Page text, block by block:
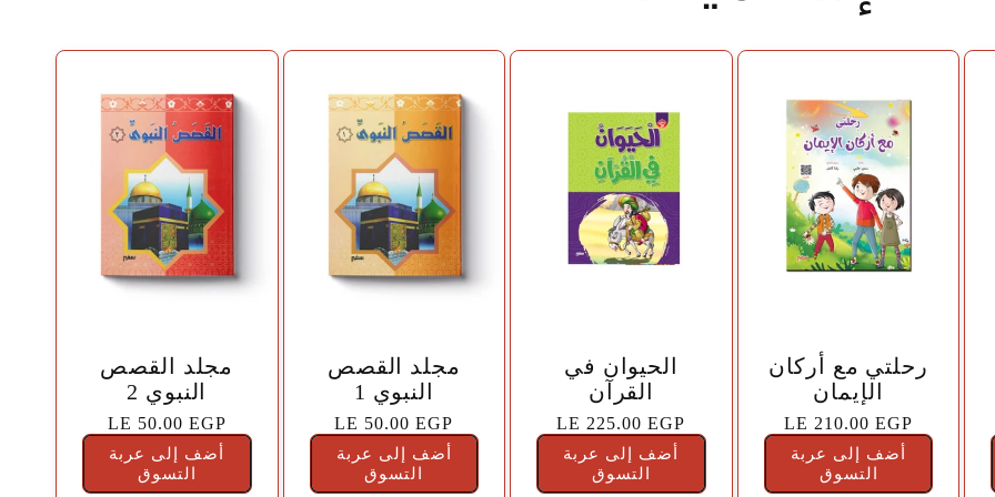
🤍
مجلد القصص
النبوي 2
السعر
الاعتيادي
LE 50.00 EGP
أضف إلى عربة
التسوق
🤍
مجلد القصص
النبوي 1
السعر
الاعتيادي
LE 50.00 EGP
أضف إلى عربة
التسوق
الحيوان في
القرآن
السعر
الاعتيادي
LE 225.00 EGP
أضف إلى عربة
التسوق
رحلتي مع أركان
الإيمان
السعر
الاعتيادي
LE 210.00 EGP
أضف إلى عربة
التسوق